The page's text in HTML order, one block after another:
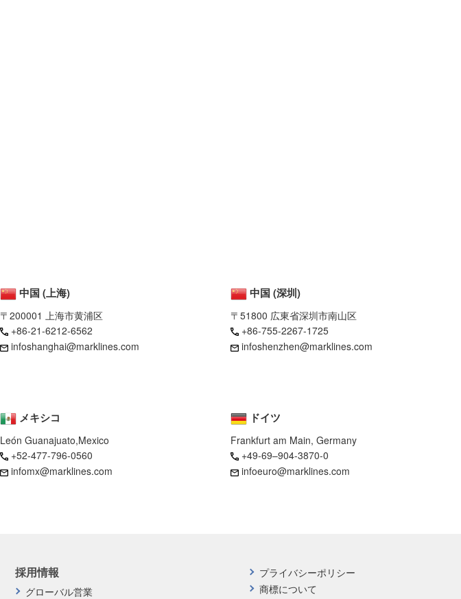
メキシコ
León Guanajuato,Mexico
+52-477-796-0560
infomx@marklines.com
ドイツ
Frankfurt am Main, Germany
+49-69–904-3870-0
infoeuro@marklines.com
中国 (上海)
〒200001 上海市黄浦区
+86-21-6212-6562
infoshanghai@marklines.com
中国 (深圳)
〒51800 広東省深圳市南山区
+86-755-2267-1725
infoshenzhen@marklines.com
プライバシーポリシー
商標について
採用情報
グローバル営業